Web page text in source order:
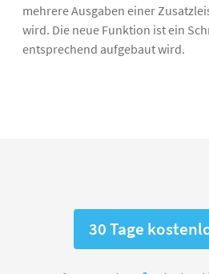
mehrere Ausgaben einer
wird. Die neue Funktion ist ein
entsprechend aufgebaut wird.
30 Tage